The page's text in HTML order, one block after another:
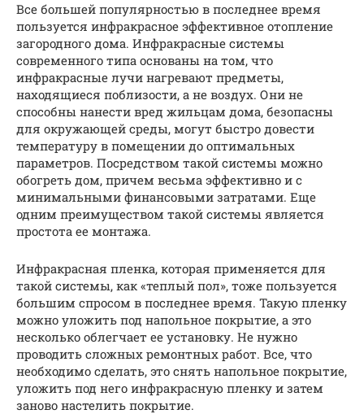
Все большей популярностью в последнее время
пользуется инфракрасное эффективное отопление
загородного дома. Инфракрасные системы
современного типа основаны на том, что
инфракрасные лучи нагревают предметы,
находящиеся поблизости, а не воздух. Они не
способны нанести вред жильцам дома, безопасны
для окружающей среды, могут быстро довести
температуру в помещении до оптимальных
параметров. Посредством такой системы можно
обогреть дом, причем весьма эффективно и с
минимальными финансовыми затратами. Еще
одним преимуществом такой системы является
простота ее монтажа.
Инфракрасная пленка, которая применяется для
такой системы, как «теплый пол», тоже пользуется
большим спросом в последнее время. Такую пленку
можно уложить под напольное покрытие, а это
несколько облегчает ее установку. Не нужно
проводить сложных ремонтных работ. Все, что
необходимо сделать, это снять напольное покрытие,
уложить под него инфракрасную пленку и затем
заново настелить покрытие.